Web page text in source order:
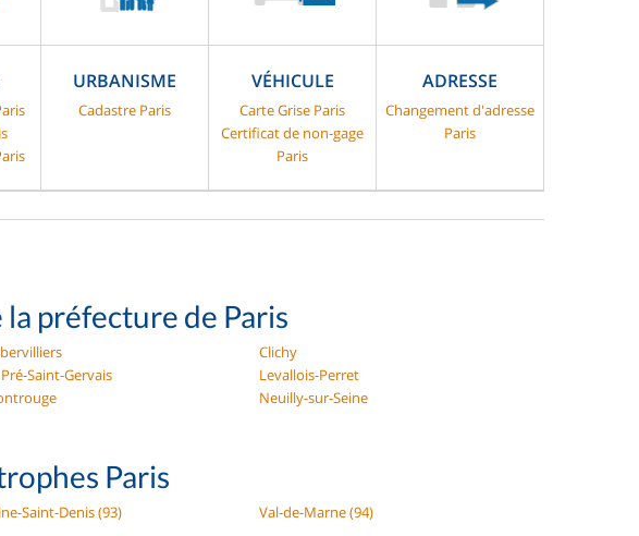
URBANISME
Cadastre Paris
VÉHICULE
Carte Grise Paris
Certificat de non-gage
Paris
ADRESSE
Changement d'adresse
Paris
la préfecture de Paris
Clichy
Saint-Gervais
Levallois-Perret
Neuilly-sur-Seine
Paris
Saint-Denis (93) Val-de-Marne (94)